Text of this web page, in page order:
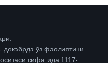
декабрда ўз фаолиятини
сифатида 1117-